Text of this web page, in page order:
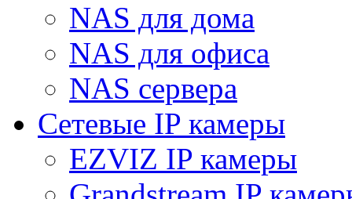
NAS для дома
NAS для офиса
NAS сервера
Сетевые IP камеры
EZVIZ IP камеры